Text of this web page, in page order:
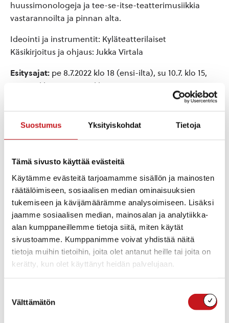
Suostumus Yksityiskohdat Tietoja
Tämä sivusto käyttää evästeitä
Käytämme evästeitä tarjoamamme sisällön ja mainosten
räätälöimiseen, sosiaalisen median ominaisuuksien
tukemiseen ja kävijämäärämme analysoimiseen. Lisäksi
jaamme sosiaalisen median, mainosalan ja analytiikka-
alan kumppaneillemme tietoja siitä, miten käytät
sivustoamme. Kumppanimme voivat yhdistää näitä
tietoja muihin tietoihin, joita olet antanut heille tai joita on
kerätty, kun olet käyttänyt heidän palvelujaan.
valinta
Välttämätön
huussimonologeja ja tee-se-itse-teatterimusiikkia
vastarannoilta ja pinnan alta.
Ideointi ja instrumentit: Kyläteatterilaiset
Käsikirjoitus ja ohjaus: Jukka Virtala
Esitysajat: pe 8.7.2022 klo 18 (ensi-ilta), su 10.7. klo 15,
ma 11.7. klo 18 ja ti 12.7. klo 18.
: Vaajasalmen vanha koulu, Nujulantie 31,
Rautalampi.
puh. 040 411 6077, ennakkovarausta
Liput10 €, sis. kahvit ennen esitystä. Kesto n. 1 t 15 min
Tilaisuuden järjestää Saikari-Vaajasalmen kyläyhdistys
ry.
Lisätiedot yhdistyksen facessa:
https://www.facebook.com/groups/184448648412614/
Lisää kalenteriin